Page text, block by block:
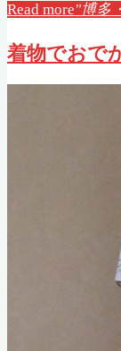
検索対象:
Read more"博多
着物でおで
ブロ